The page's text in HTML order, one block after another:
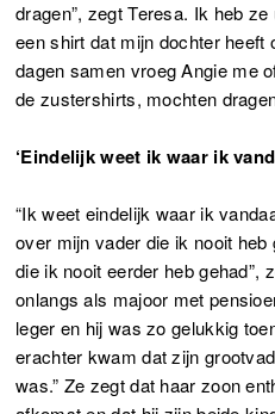
dragen”, zegt Teresa. Ik heb
een shirt dat mijn dochter heeft
dagen samen vroeg Angie me
de zustershirts, mochten
‘Eindelijk weet ik waar ik
“Ik weet eindelijk waar ik
over mijn vader die ik nooit
die ik nooit eerder heb gehad”,
onlangs als majoor met
leger en hij was zo gelukkig
erachter kwam dat zijn
was.” Ze zegt dat haar zoon